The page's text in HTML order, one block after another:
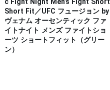
Short Fit／UFC フュージョン by
ヴェナム オーセンティック ファ
イトナイト メンズ ファイトショ
ーツ ショートフィット（グリー
ン）